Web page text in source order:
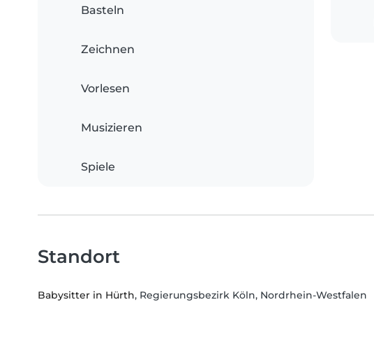
Basteln
Zeichnen
Vorlesen
Musizieren
Spiele
Standort
Babysitter in Hürth, Regierungsbezirk Köln, Nordrhein-Westfalen